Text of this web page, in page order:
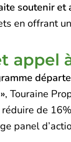
soutenir
en offrant
appel
», Touraine
réduire de
panel